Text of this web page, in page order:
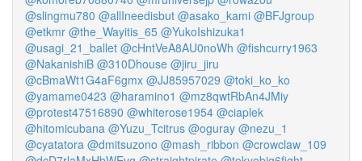
@slingmu780 @allIneedisbut @asako_kami @BFJgroup
@etkmr @the_Wayitis_65 @YukoIshizuka1
@usagi_21_ballet @cHntVeA8AU0noWh @fishcurry1963
@NakanishiB @310Dhouse @jiru_jiru
@cBmaWt1G4aF6gmx @JJ85957029 @toki_ko_ko
@yamame0423 @haramino1 @mz8qwtRbAn4JMiy
@protest47516890 @whiterose1954 @ciaplek
@hitomicubana @Yuzu_Tcitrus @oguray @nezu_1
@cyatatora @dmitsuzono @mash_ribbon @crowclaw_109